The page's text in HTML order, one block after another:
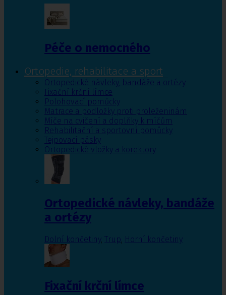
Péče o nemocného
Ortopedie, rehabilitace a sport
Ortopedické návleky, bandáže a ortézy
Fixační krční límce
Polohovací pomůcky
Matrace a podložky proti proleženinám
Míče na cvičení a doplňky k míčům
Rehabilitační a sportovní pomůcky
Tejpovací pásky
Ortopedické vložky a korektory
Ortopedické návleky, bandáže
a ortézy
Dolní končetiny, Trup, Horní končetiny
Fixační krční límce